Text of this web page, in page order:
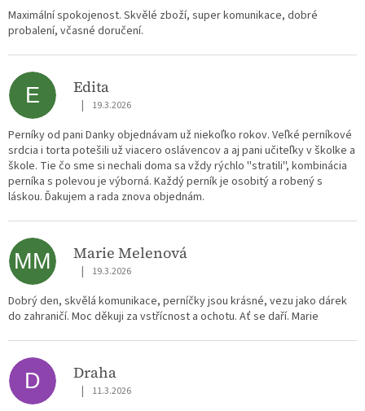
Maximální spokojenost. Skvělé zboží, super komunikace, dobré
probalení, včasné doručení.
E Edita
Hodnocení obchodu je 5 z 5 hvězdiček.
| 19.3.2026
Perníky od pani Danky objednávam už niekoľko rokov. Veľké perníkové
srdcia i torta potešili už viacero oslávencov a aj pani učiteľky v školke a
škole. Tie čo sme si nechali doma sa vždy rýchlo ''stratili'', kombinácia
perníka s polevou je výborná. Každý perník je osobitý a robený s
láskou. Ďakujem a rada znova objednám.
MM Marie Melenová
Hodnocení obchodu je 5 z 5 hvězdiček.
| 19.3.2026
Dobrý den, skvělá komunikace, perníčky jsou krásné, vezu jako dárek
do zahraničí. Moc děkuji za vstřícnost a ochotu. Ať se daří. Marie
D Draha
Hodnocení obchodu je 5 z 5 hvězdiček.
| 11.3.2026